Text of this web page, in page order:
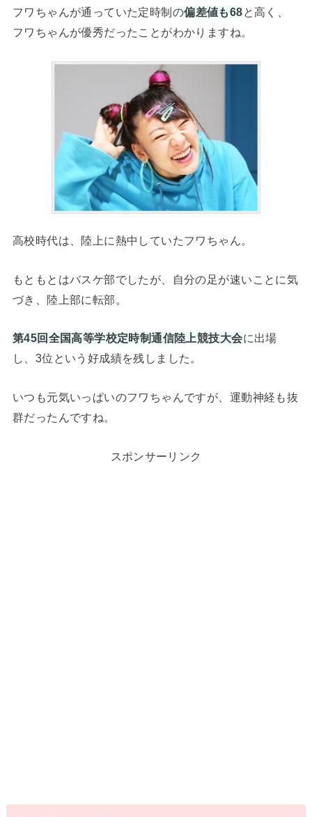
フワちゃんが通っていた定時制の偏差値も68と高く、
フワちゃんが優秀だったことがわかりますね。
高校時代は、陸上に熱中していたフワちゃん。
もともとはバスケ部でしたが、自分の足が速いことに気
づき、陸上部に転部。
第45回全国高等学校定時制通信陸上競技大会に出場
し、3位という好成績を残しました。
いつも元気いっぱいのフワちゃんですが、運動神経も抜
群だったんですね。
スポンサーリンク